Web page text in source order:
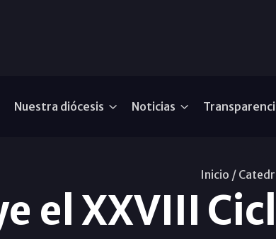
Nuestra diócesis Noticias
Inicio /
el XXVIII